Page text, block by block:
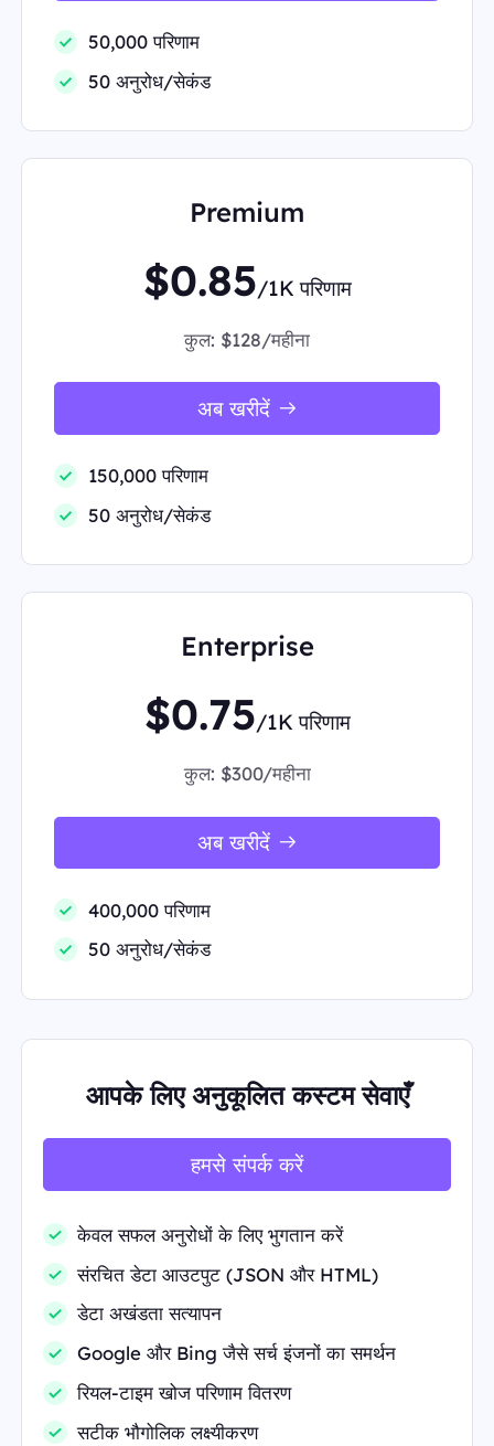
50,000 परिणाम
50 अनुरोध/सेकंड
Premium
$0.85/1K परिणाम
कुल: $128/महीना
अब खरीदें
150,000 परिणाम
50 अनुरोध/सेकंड
Enterprise
$0.75/1K परिणाम
कुल: $300/महीना
अब खरीदें
400,000 परिणाम
50 अनुरोध/सेकंड
आपके लिए अनुकूलित कस्टम सेवाएँ
हमसे संपर्क करें
केवल सफल अनुरोधों के लिए भुगतान करें
संरचित डेटा आउटपुट (JSON और HTML)
डेटा अखंडता सत्यापन
Google और Bing जैसे सर्च इंजनों का समर्थन
रियल-टाइम खोज परिणाम वितरण
सटीक भौगोलिक लक्ष्यीकरण